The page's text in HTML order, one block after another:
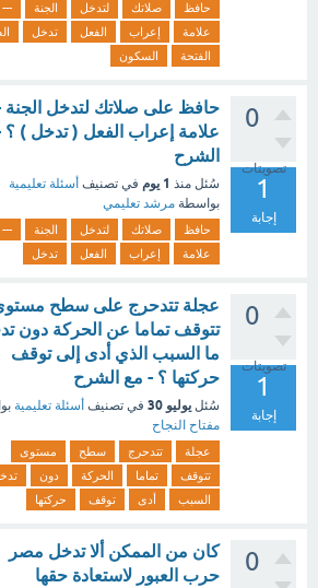
حافظ صلاتك لتدخل الجنة
---
علامة
إعراب الفعل تدخل
الفتحة
السكون
0
تصويتات
1
إجابة
حافظ على صلاتك لتدخل الجنة
علامة إعراب الفعل ( تدخل ) ؟
الشرح
سُئل منذ 1 يوم في تصنيف أسئلة تعليمية
بواسطة مرشد تعليمي
حافظ صلاتك لتدخل الجنة
---
علامة
إعراب الفعل تدخل
0
تصويتات
1
إجابة
‏عجلة تتدحرج ‏على سطح
تتوقف تماما عن ‏الحركة ‏دون
‏ما السبب الذي أدى إلى ‏توقف
حركتها ؟ - مع الشرح
سُئل يوليو 30 في تصنيف أسئلة تعليمية
مفتاح النجاح
عجلة تتدحرج سطح
مستوى
تتوقف
تماما الحركة دون
السبب
أدى توقف حركتها
0
كان من الممكن ألا تدخل مصر
حرب العبور لاستعادة حقها